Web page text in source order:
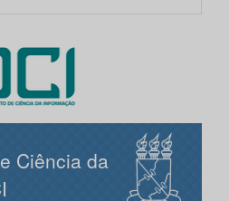
Ciência da